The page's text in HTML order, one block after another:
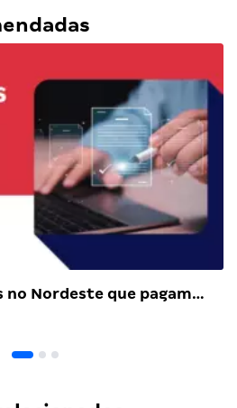
no Nordeste que pagam…